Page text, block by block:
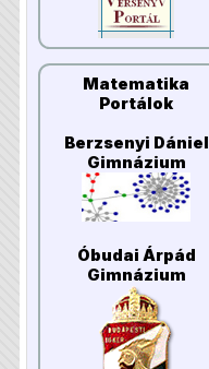
Matematika
Portálok
Berzsenyi Dániel
Gimnázium
Óbudai Árpád
Gimnázium